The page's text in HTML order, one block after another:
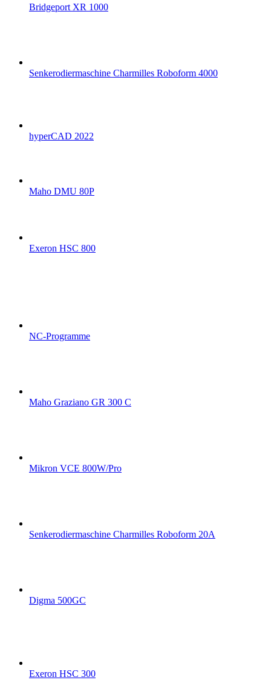
Bridgeport XR 1000
Senkerodiermaschine Charmilles Roboform 4000
hyperCAD 2022
Maho DMU 80P
Exeron HSC 800
NC-Programme
Maho Graziano GR 300 C
Mikron VCE 800W/Pro
Senkerodiermaschine Charmilles Roboform 20A
Digma 500GC
Exeron HSC 300